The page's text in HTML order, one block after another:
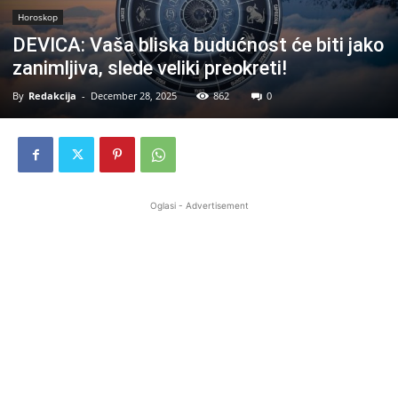
Horoskop
DEVICA: Vaša bliska budućnost će biti jako
zanimljiva, slede veliki preokreti!
By Redakcija - December 28, 2025 862 0
Oglasi - Advertisement